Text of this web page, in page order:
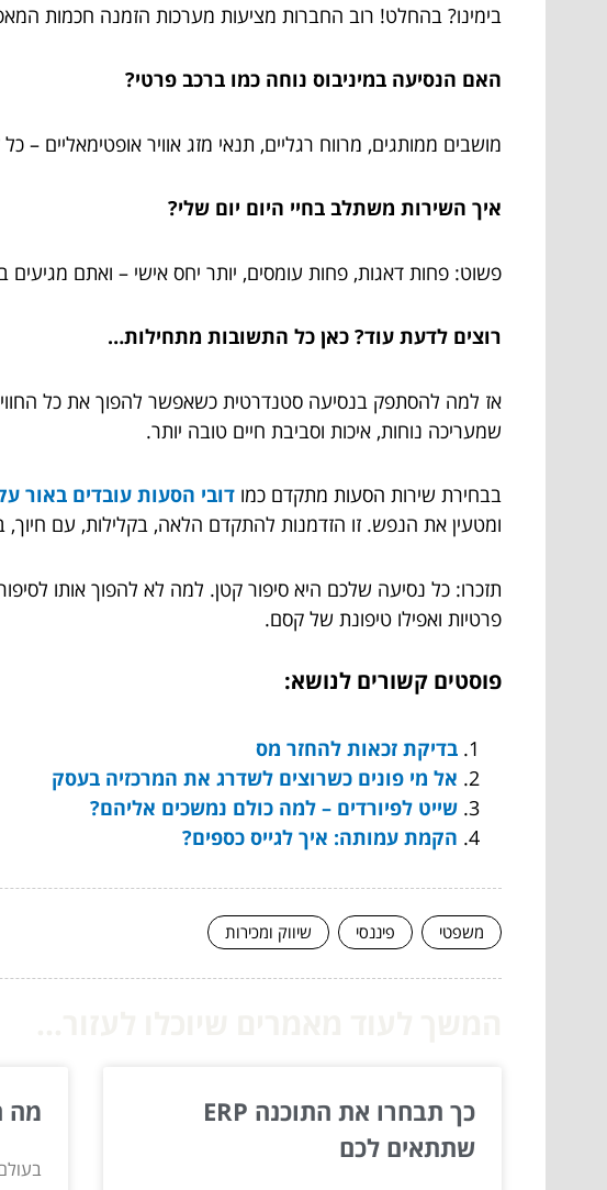
בימינו? בהחלט! רוב החברות מציעות מערכות הזמנה חכמות
האם הנסיעה במיניבוס נוחה כמו ברכב פרטי?
מושבים ממותגים, מרווח רגליים, תנאי מזג אוויר אופטימאליים
איך השירות משתלב בחיי היום יום שלי?
פשוט: פחות דאגות, פחות עומסים, יותר יחס אישי – ואתם מגיעים
רוצים לדעת עוד? כאן כל התשובות מתחילות…
אז למה להסתפק בנסיעה סטנדרטית כשאפשר להפוך את כל
שמעריכה נוחות, איכות וסביבת חיים טובה יותר.
בבחירת שירות הסעות מתקדם כמו דובי הסעות עובדים באור
ומטעין את הנפש. זו הזדמנות להתקדם הלאה, בקלילות, עם חיוך,
תזכרו: כל נסיעה שלכם היא סיפור קטן. למה לא להפוך אותו
פרטיות ואפילו טיפונת של קסם.
פוסטים קשורים לנושא:
בדיקת זכאות להחזר מס
אל מי פונים כשרוצים לשדרג את המרכזיה בעסק
שייט לפיורדים – למה כולם נמשכים אליהם?
הקמת עמותה: איך לגייס כספים?
משפטי פיננסי שיווק ומכירות
כך תבחרו את התוכנה ERP
שתתאים לכם
מה